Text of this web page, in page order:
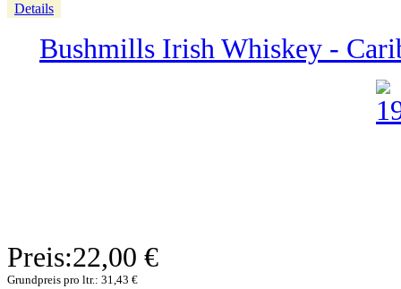
Details
Bushmills Irish Whiskey -
Preis:22,00 €
Grundpreis pro ltr.: 31,43 €